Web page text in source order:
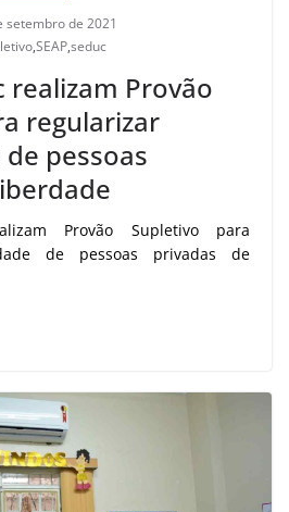
setembro de 2021
,SEAP,seduc
realizam Provão
regularizar
pessoas
Provão Supletivo para
de pessoas privadas de